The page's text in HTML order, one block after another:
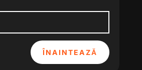
ÎNAINTEAZĂ